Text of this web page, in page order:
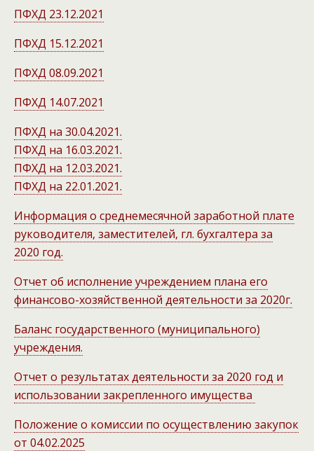
ПФХД 23.12.2021
ПФХД 15.12.2021
ПФХД 08.09.2021
ПФХД 14.07.2021
ПФХД на 30.04.2021.
ПФХД на 16.03.2021.
ПФХД на 12.03.2021.
ПФХД на 22.01.2021.
Информация о среднемесячной заработной плате
руководителя, заместителей, гл. бухгалтера за
2020 год.
Отчет об исполнение учреждением плана его
финансово-хозяйственной деятельности за 2020г.
Баланс государственного (муниципального)
учреждения.
Отчет о результатах деятельности за 2020 год и
использовании закрепленного имущества
Положение о комиссии по осуществлению закупок
от 04.02.2025